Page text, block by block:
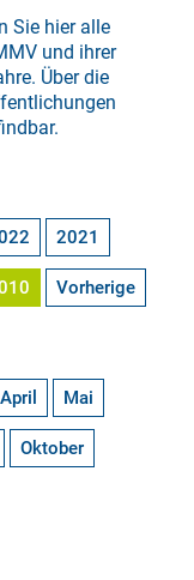
Sie hier alle
und ihrer
Über die
2021
Vorherige
April Mai
Oktober